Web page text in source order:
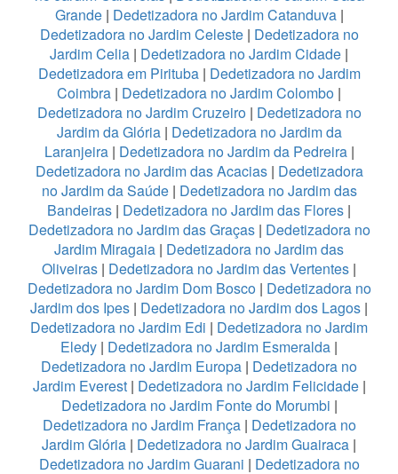
Grande| Dedetizadora no Jardim Catanduva|
Dedetizadora no Jardim Celeste| Dedetizadora no
Jardim Celia | Dedetizadora no Jardim Cidade |
Dedetizadora em Pirituba| Dedetizadora no Jardim
Coimbra | Dedetizadora no Jardim Colombo |
Dedetizadora no Jardim Cruzeiro| Dedetizadora no
Jardim da Glória| Dedetizadora no Jardim da
Laranjeira| Dedetizadora no Jardim da Pedreira|
Dedetizadora no Jardim das Acacias| Dedetizadora
no Jardim da Saúde| Dedetizadora no Jardim das
Bandeiras | Dedetizadora no Jardim das Flores |
Dedetizadora no Jardim das Graças| Dedetizadora no
Jardim Miragaia | Dedetizadora no Jardim das
Oliveiras | Dedetizadora no Jardim das Vertentes |
Dedetizadora no Jardim Dom Bosco| Dedetizadora no
Jardim dos Ipes | Dedetizadora no Jardim dos Lagos |
Dedetizadora no Jardim Edi | Dedetizadora no Jardim
Eledy | Dedetizadora no Jardim Esmeralda |
Dedetizadora no Jardim Europa | Dedetizadora no
Jardim Everest| Dedetizadora no Jardim Felicidade|
Dedetizadora no Jardim Fonte do Morumbi |
Dedetizadora no Jardim França| Dedetizadora no
Jardim Glória | Dedetizadora no Jardim Guairaca |
Dedetizadora no Jardim Guarani | Dedetizadora no